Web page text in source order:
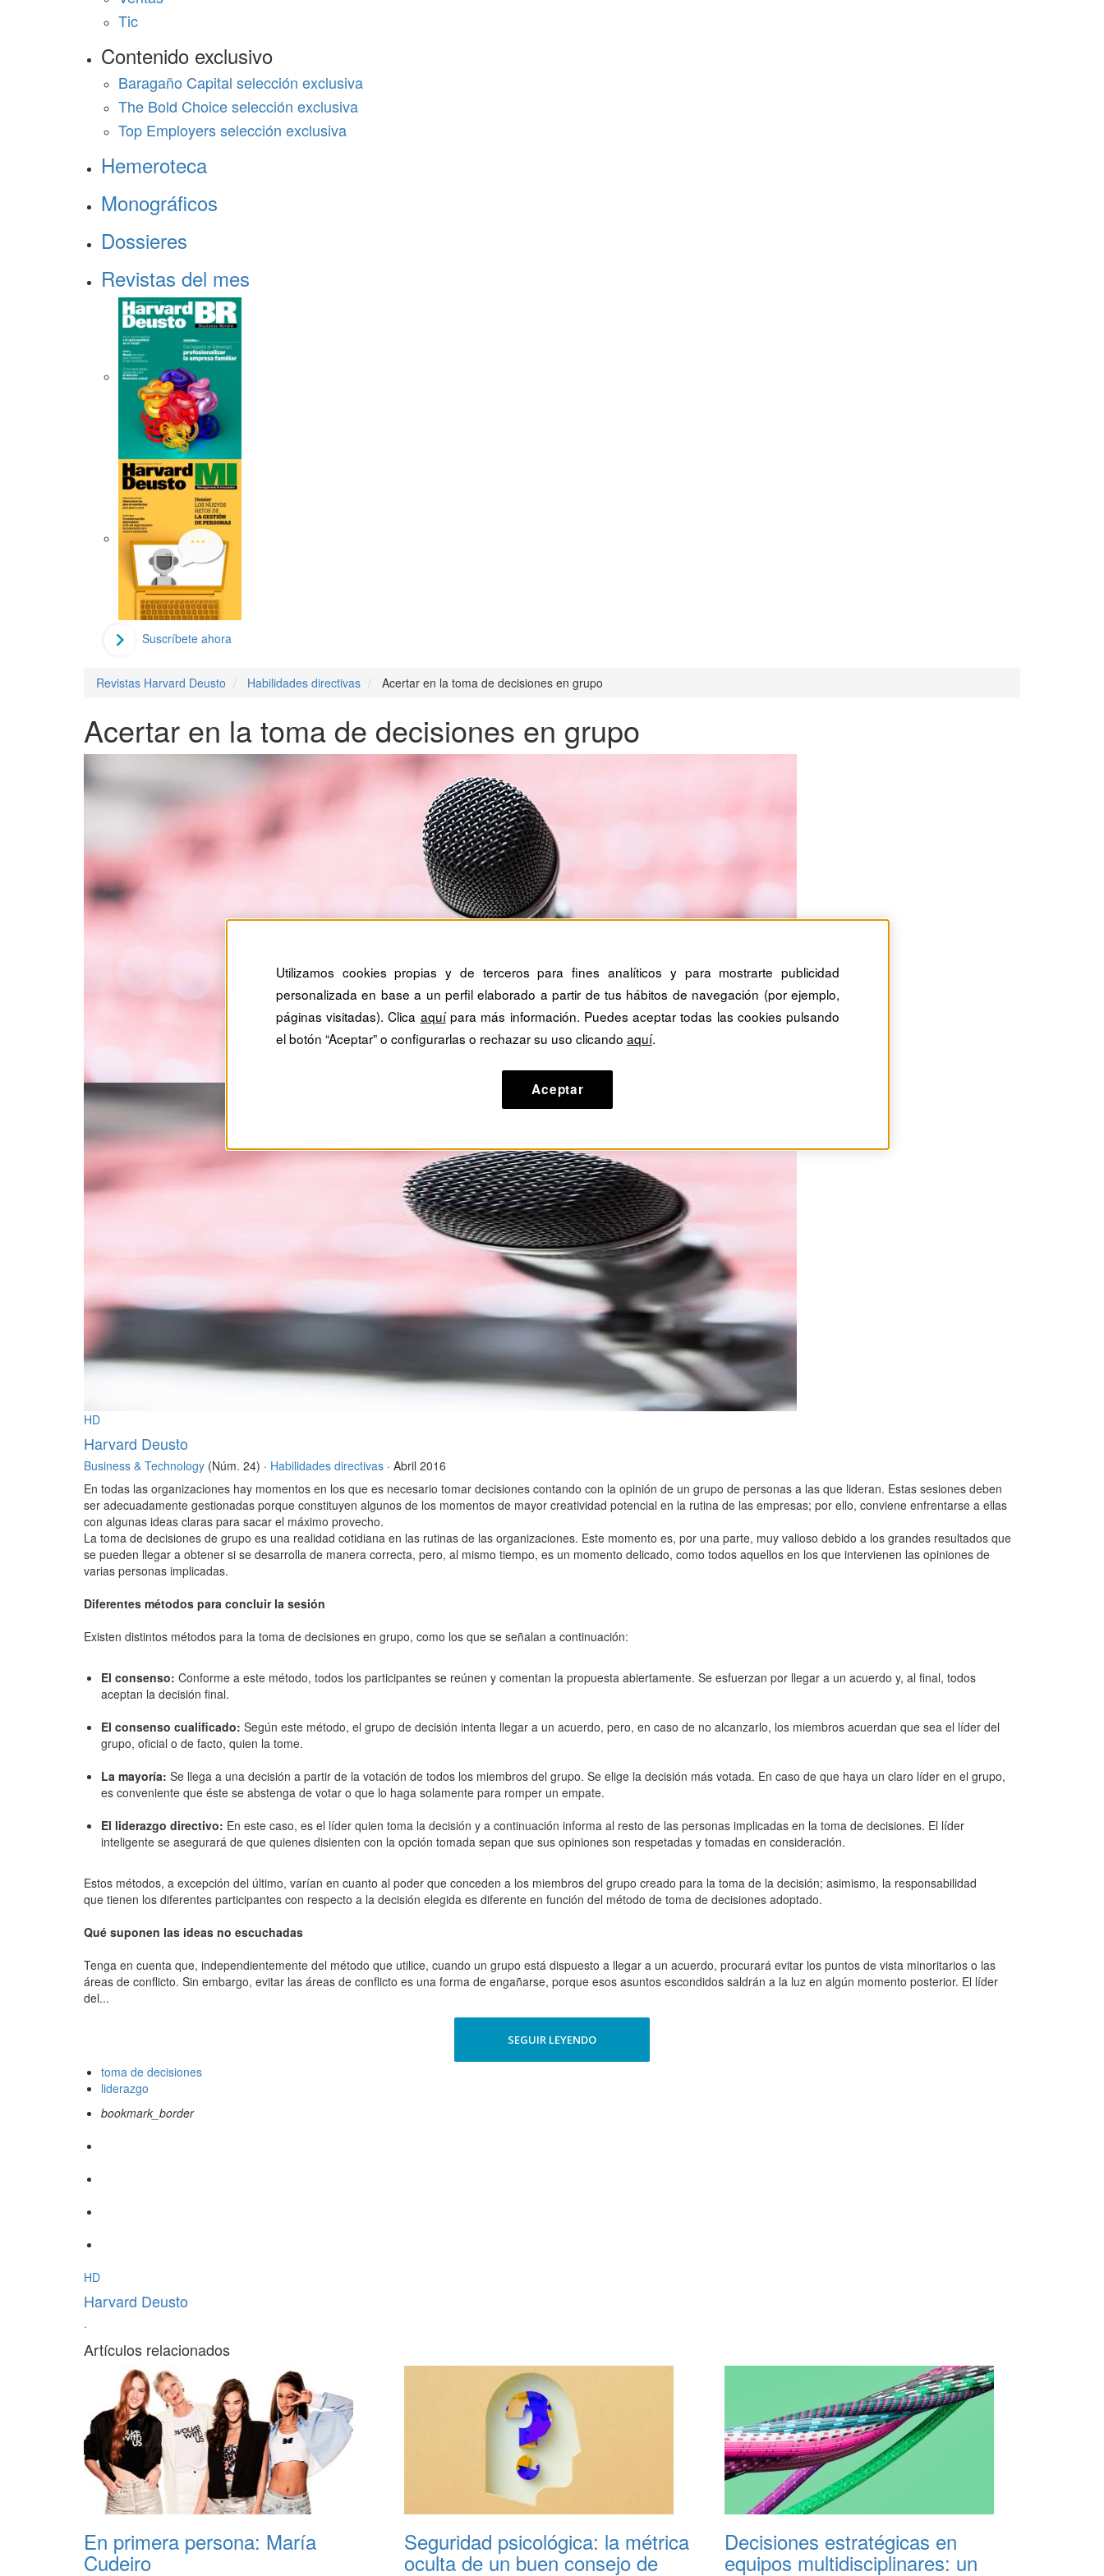
Tic
Contenido exclusivo
Baragaño Capital selección exclusiva
The Bold Choice selección exclusiva
Top Employers selección exclusiva
Hemeroteca
Monográficos
Dossieres
Revistas del mes
Suscríbete ahora
Revistas Harvard Deusto Habilidades directivas Acertar en la toma de decisiones en grupo
Acertar en la toma de decisiones en grupo
HD
Harvard Deusto
Business & Technology (Núm. 24) · Habilidades directivas · Abril 2016
En todas las organizaciones hay momentos en los que es necesario tomar decisiones contando con la opinión de un grupo de personas a las que lideran. Estas sesiones deben
ser adecuadamente gestionadas porque constituyen algunos de los momentos de mayor creatividad potencial en la rutina de las empresas; por ello, conviene enfrentarse a ellas
con algunas ideas claras para sacar el máximo provecho.
La toma de decisiones de grupo es una realidad cotidiana en las rutinas de las organizaciones. Este momento es, por una parte, muy valioso debido a los grandes resultados que
se pueden llegar a obtener si se desarrolla de manera correcta, pero, al mismo tiempo, es un momento delicado, como todos aquellos en los que intervienen las opiniones de
varias personas implicadas.
Diferentes métodos para concluir la sesión
Existen distintos métodos para la toma de decisiones en grupo, como los que se señalan a continuación:
El consenso: Conforme a este método, todos los participantes se reúnen y comentan la propuesta abiertamente. Se esfuerzan por llegar a un acuerdo y, al final, todos
aceptan la decisión final.
El consenso cualificado: Según este método, el grupo de decisión intenta llegar a un acuerdo, pero, en caso de no alcanzarlo, los miembros acuerdan que sea el líder del
grupo, oficial o de facto, quien la tome.
La mayoría: Se llega a una decisión a partir de la votación de todos los miembros del grupo. Se elige la decisión más votada. En caso de que haya un claro líder en el grupo,
es conveniente que éste se abstenga de votar o que lo haga solamente para romper un empate.
El liderazgo directivo: En este caso, es el líder quien toma la decisión y a continuación informa al resto de las personas implicadas en la toma de decisiones. El líder
inteligente se asegurará de que quienes disienten con la opción tomada sepan que sus opiniones son respetadas y tomadas en consideración.
Estos métodos, a excepción del último, varían en cuanto al poder que conceden a los miembros del grupo creado para la toma de la decisión; asimismo, la responsabilidad
que tienen los diferentes participantes con respecto a la decisión elegida es diferente en función del método de toma de decisiones adoptado.
Qué suponen las ideas no escuchadas
Tenga en cuenta que, independientemente del método que utilice, cuando un grupo está dispuesto a llegar a un acuerdo, procurará evitar los puntos de vista minoritarios o las
áreas de conflicto. Sin embargo, evitar las áreas de conflicto es una forma de engañarse, porque esos asuntos escondidos saldrán a la luz en algún momento posterior. El líder
del...
SEGUIR LEYENDO
toma de decisiones
liderazgo
bookmark_border
HD
Harvard Deusto
·
Artículos relacionados
En primera persona: María
Cudeiro
Seguridad psicológica: la métrica
oculta de un buen consejo de
Decisiones estratégicas en
equipos multidisciplinares: un
Utilizamos cookies propias y de terceros para fines analíticos y para mostrarte publicidad
personalizada en base a un perfil elaborado a partir de tus hábitos de navegación (por ejemplo,
páginas visitadas). Clica aquípara más información. Puedes aceptar todas las cookies pulsando
el botón “Aceptar” o configurarlas o rechazar su uso clicando aquí.
Aceptar